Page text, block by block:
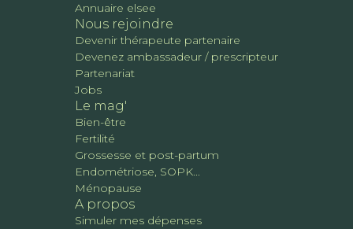
Annuaire elsee
Nous rejoindre
Devenir thérapeute partenaire
Devenez ambassadeur / prescripteur
Partenariat
Jobs
Le mag'
Bien-être
Fertilité
Grossesse et post-partum
Endométriose, SOPK...
Ménopause
A propos
Simuler mes dépenses